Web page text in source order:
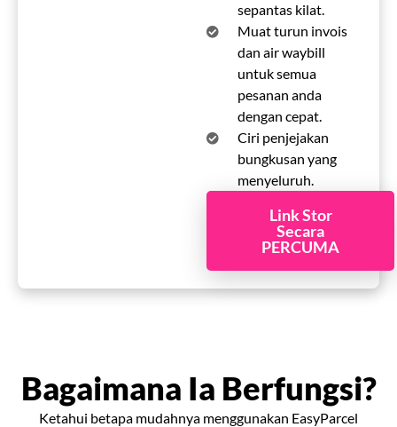
sepantas kilat.
Muat turun invois
dan air waybill
untuk semua
pesanan anda
dengan cepat.
Ciri penjejakan
bungkusan yang
menyeluruh.
Link Stor
Secara
PERCUMA
Bagaimana Ia Berfungsi?
Ketahui betapa mudahnya menggunakan EasyParcel